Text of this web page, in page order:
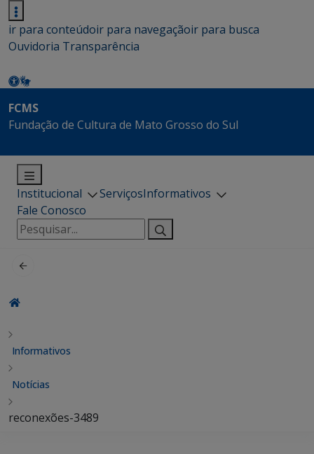
ir para conteúdoir para navegaçãoir para busca
Ouvidoria Transparência
FCMS
Fundação de Cultura de Mato Grosso do Sul
Institucional ServiçosInformativos
Fale Conosco
Pesquisar
por:
Informativos
Notícias
reconexões-3489